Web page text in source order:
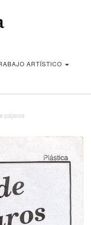
ARTÍSTICO
pájaros